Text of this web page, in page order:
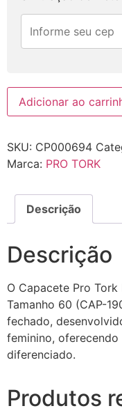
Adicionar ao
SKU: CP000694
Marca: PRO TORK
Descrição
Descrição
O Capacete Pro
Tamanho 60 (CAP-
fechado,
feminino,
diferenciado.
Produtos